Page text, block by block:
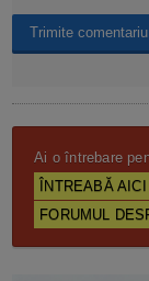
Ai o întrebare
ÎNTREABĂ AICI
FORUMUL